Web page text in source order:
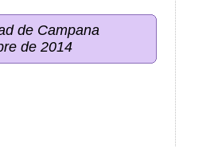
de Campana
de 2014